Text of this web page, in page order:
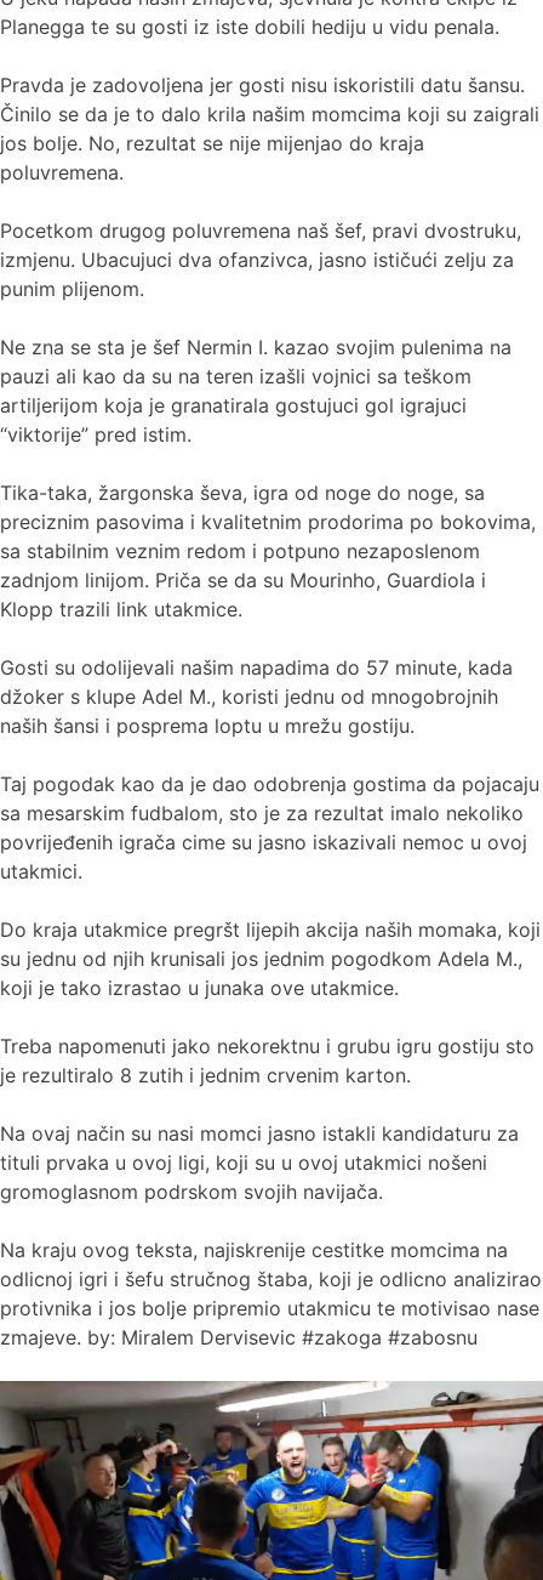
Planegga te su gosti iz iste dobili hediju u vidu penala.
Pravda je zadovoljena jer gosti nisu iskoristili datu šansu.
Činilo se da je to dalo krila našim momcima koji su zaigrali
jos bolje. No, rezultat se nije mijenjao do kraja
poluvremena.
Pocetkom drugog poluvremena naš šef, pravi dvostruku,
izmjenu. Ubacujuci dva ofanzivca, jasno ističući zelju za
punim plijenom.
Ne zna se sta je šef Nermin I. kazao svojim pulenima na
pauzi ali kao da su na teren izašli vojnici sa teškom
artiljerijom koja je granatirala gostujuci gol igrajuci
“viktorije” pred istim.
Tika-taka, žargonska ševa, igra od noge do noge, sa
preciznim pasovima i kvalitetnim prodorima po bokovima,
sa stabilnim veznim redom i potpuno nezaposlenom
zadnjom linijom. Priča se da su Mourinho, Guardiola i
Klopp trazili link utakmice.
Gosti su odolijevali našim napadima do 57 minute, kada
džoker s klupe Adel M., koristi jednu od mnogobrojnih
naših šansi i posprema loptu u mrežu gostiju.
Taj pogodak kao da je dao odobrenja gostima da pojacaju
sa mesarskim fudbalom, sto je za rezultat imalo nekoliko
povrijeđenih igrača cime su jasno iskazivali nemoc u ovoj
utakmici.
Do kraja utakmice pregršt lijepih akcija naših momaka, koji
su jednu od njih krunisali jos jednim pogodkom Adela M.,
koji je tako izrastao u junaka ove utakmice.
Treba napomenuti jako nekorektnu i grubu igru gostiju sto
je rezultiralo 8 zutih i jednim crvenim karton.
Na ovaj način su nasi momci jasno istakli kandidaturu za
tituli prvaka u ovoj ligi, koji su u ovoj utakmici nošeni
gromoglasnom podrskom svojih navijača.
Na kraju ovog teksta, najiskrenije cestitke momcima na
odlicnoj igri i šefu stručnog štaba, koji je odlicno analizirao
protivnika i jos bolje pripremio utakmicu te motivisao nase
zmajeve. by: Miralem Dervisevic #zakoga #zabosnu